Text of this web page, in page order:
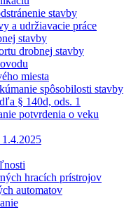
stavby
a udržiavacie práce
stavby
drobnej stavby
miesta
spôsobilosti stavby
§ 140d, ods. 1
potvrdenia o veku
1.4.2025
hracích prístrojov
automatov